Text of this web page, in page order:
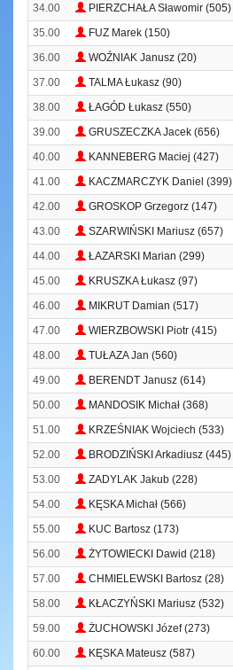
34.00
PIERZCHAŁA Sławomir (505)
35.00
FUZ Marek (150)
36.00 WOŹNIAK Janusz (20)
37.00 TALMA Łukasz (90)
38.00 ŁAGÓD Łukasz (550)
39.00 GRUSZECZKA Jacek (656)
40.00 KANNEBERG Maciej (427)
41.00 KACZMARCZYK Daniel (399)
42.00 GROSKOP Grzegorz (147)
43.00
SZARWIŃSKI Mariusz (657)
44.00
ŁAZARSKI Marian (299)
45.00
KRUSZKA Łukasz (97)
46.00
MIKRUT Damian (517)
47.00 WIERZBOWSKI Piotr (415)
48.00 TUŁAZA Jan (560)
49.00 BERENDT Janusz (614)
50.00 MANDOSIK Michał (368)
51.00 KRZEŚNIAK Wojciech (533)
52.00 BRODZIŃSKI Arkadiusz (445)
53.00
ZADYLAK Jakub (228)
54.00
KĘSKA Michał (566)
55.00 KUC Bartosz (173)
56.00
ŻYTOWIECKI Dawid (218)
57.00
CHMIELEWSKI Bartosz (28)
58.00
KŁACZYŃSKI Mariusz (532)
59.00 ŻUCHOWSKI Józef (273)
60.00 KĘSKA Mateusz (587)